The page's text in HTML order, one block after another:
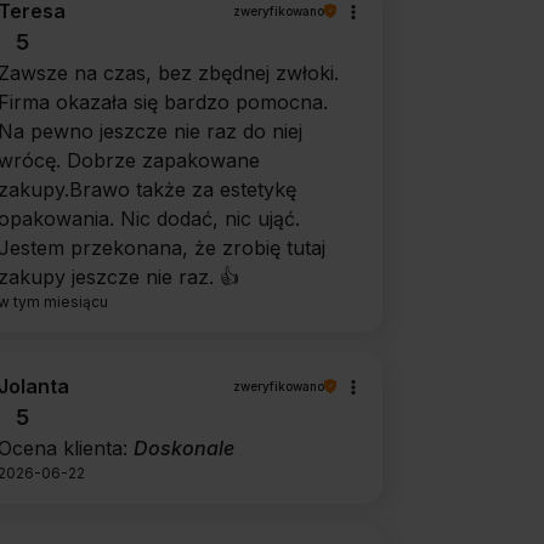
zweryfikowano
5
na czas, bez zbędnej zwłoki.
okazała się bardzo pomocna.
pewno jeszcze nie raz do niej
Dobrze zapakowane
także za estetykę
Nic dodać, nic ująć.
przekonana, że zrobię tutaj
jeszcze nie raz. 👍️
tym miesiącu
zweryfikowano
5
klienta: Doskonale
06-22